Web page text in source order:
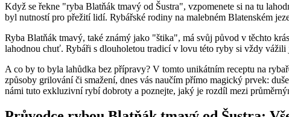
Když se řekne "ryba Blatňák tmavý od Šustra", vzpomenete si na tu
byl nutností pro přežití lidí. Rybářské rodiny na malebném Blatenském
Ryba Blatňák tmavý, také známý jako "štika", má svůj původ v těchto
lahodnou chuť. Rybáři s dlouholetou tradicí v lovu této ryby si vždy
A co by to byla lahůdka bez přípravy? V tomto unikátním receptu na
způsoby grilování či smažení, dnes vás naučím přímo magický prvek:
námi tuto exkluzivní rybí dobroty a poznejte, jaký je rozdíl mezi